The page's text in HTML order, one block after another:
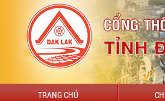
TRANG CHỦ